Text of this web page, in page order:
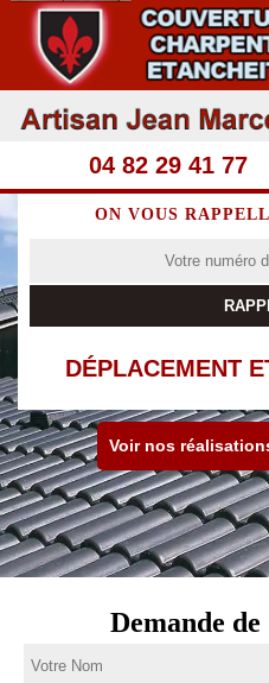
04 82 29 41 77
ON VOUS
DÉPLACEMENT
Voir nos
Demande